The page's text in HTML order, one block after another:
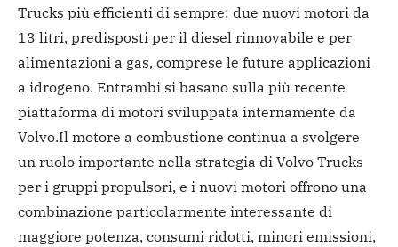
Trucks più efficienti di sempre: due nuovi motori da
13 litri, predisposti per il diesel rinnovabile e per
alimentazioni a gas, comprese le future applicazioni
a idrogeno. Entrambi si basano sulla più recente
piattaforma di motori sviluppata internamente da
Volvo.Il motore a combustione continua a svolgere
un ruolo importante nella strategia di Volvo Trucks
per i gruppi propulsori, e i nuovi motori offrono una
combinazione particolarmente interessante di
maggiore potenza, consumi ridotti, minori emissioni,